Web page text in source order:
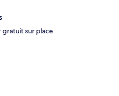
gratuit sur place